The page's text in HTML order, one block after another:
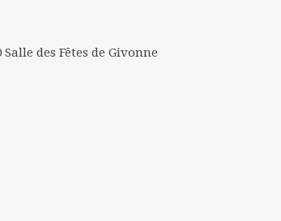
des Fêtes de Givonne